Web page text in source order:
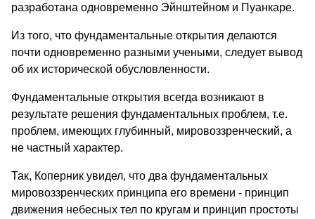
разработана одновременно Эйнштейном и Пуанкаре.
Из того, что фундаментальные открытия делаются
почти одновременно разными учеными, следует вывод
об их исторической обусловленности.
Фундаментальные открытия всегда возникают в
результате решения фундаментальных проблем, т.е.
проблем, имеющих глубинный, мировоззренческий, а
не частный характер.
Так, Коперник увидел, что два фундаментальных
мировоззренческих принципа его времени - принцип
движения небесных тел по кругам и принцип простоты